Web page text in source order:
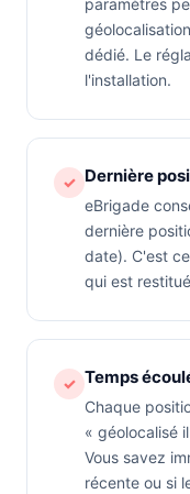
paramètres
dédié. Le
l'installation.
✓ Dernière
eBrigade
dernière
date). C'est
qui est
✓ Temps
Chaque
« géolocalisé
Vous savez
récente ou si